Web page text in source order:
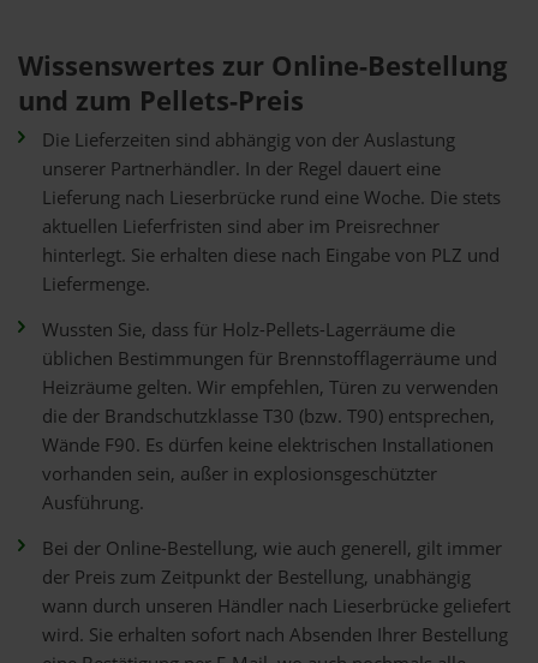
Wissenswertes zur Online-Bestellung
und zum Pellets-Preis
Die Lieferzeiten sind abhängig von der Auslastung
unserer Partnerhändler. In der Regel dauert eine
Lieferung nach Lieserbrücke rund eine Woche. Die stets
aktuellen Lieferfristen sind aber im Preisrechner
hinterlegt. Sie erhalten diese nach Eingabe von PLZ und
Liefermenge.
Wussten Sie, dass für Holz-Pellets-Lagerräume die
üblichen Bestimmungen für Brennstofflagerräume und
Heizräume gelten. Wir empfehlen, Türen zu verwenden
die der Brandschutzklasse T30 (bzw. T90) entsprechen,
Wände F90. Es dürfen keine elektrischen Installationen
vorhanden sein, außer in explosionsgeschützter
Ausführung.
Bei der Online-Bestellung, wie auch generell, gilt immer
der Preis zum Zeitpunkt der Bestellung, unabhängig
wann durch unseren Händler nach Lieserbrücke geliefert
wird. Sie erhalten sofort nach Absenden Ihrer Bestellung